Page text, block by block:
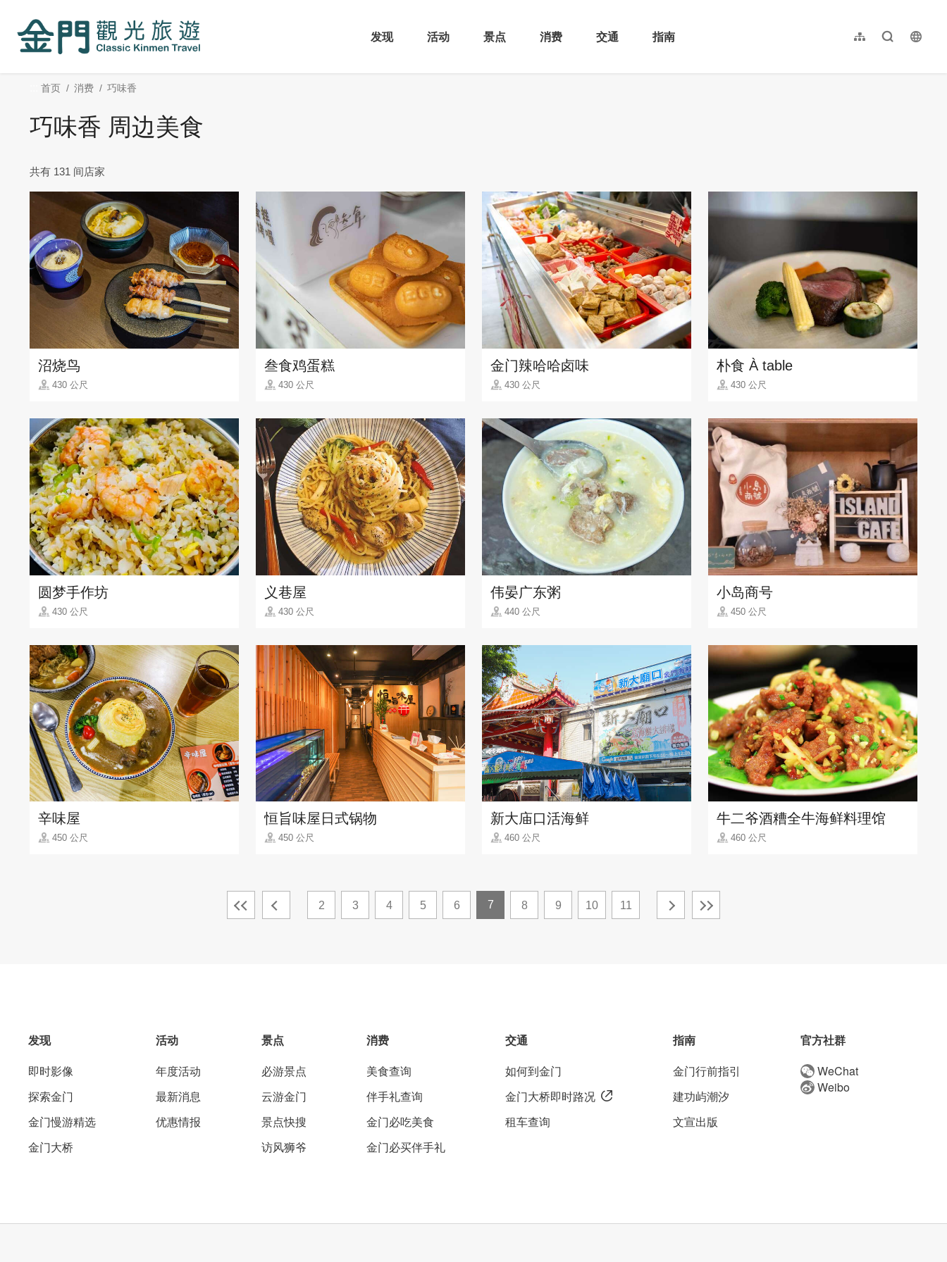
内
发现
活动 景点 消费 交通 指南 网站导览全文检索
繁體中文
首页 消费 巧味香
巧味香 周边美食
共有 131 间店家
沼烧鸟
430 公尺
叁食鸡蛋糕
430 公尺
金门辣哈哈卤味
430 公尺
朴食 À table
430 公尺
圆梦手作坊
430 公尺
义巷屋
430 公尺
伟晏广东粥
440 公尺
小岛商号
450 公尺
辛味屋
450 公尺
恒旨味屋日式锅物
450 公尺
新大庙口活海鲜
460 公尺
牛二爷酒糟全牛海鲜料理馆
460 公尺
2 3 4 5 6 7 8 9 10 11
发现
即时影像
探索金门
金门慢游精选
金门大桥
活动
年度活动
最新消息
优惠情报
景点
必游景点
云游金门
景点快搜
访风狮爷
消费
美食查询
伴手礼查询
金门必吃美食
金门必买伴手礼
交通
如何到金门
金门大桥即时路况
租车查询
指南
金门行前指引
建功屿潮汐
文宣出版
官方社群
WeChat
Weibo